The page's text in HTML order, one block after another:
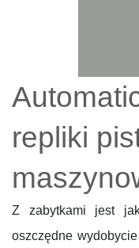
repliki
Z zabytkami jest
oszczędne